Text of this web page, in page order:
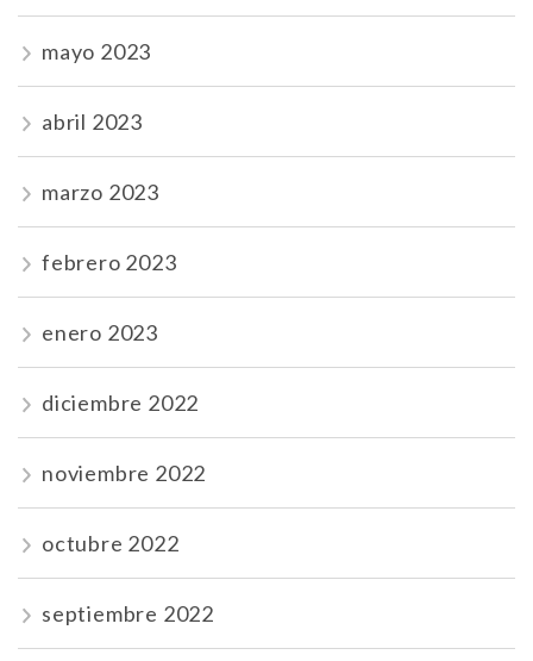
mayo 2023
abril 2023
marzo 2023
febrero 2023
enero 2023
diciembre 2022
noviembre 2022
octubre 2022
septiembre 2022